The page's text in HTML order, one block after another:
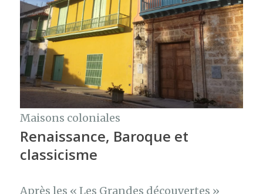
Maisons coloniales
Renaissance, Baroque et
classicisme
Après les « Les Grandes découvertes »